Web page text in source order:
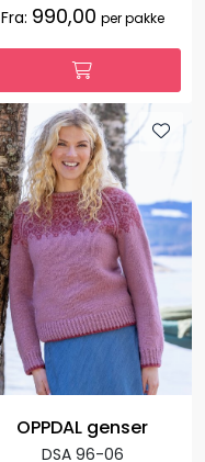
Fra: 990,00 per pakke
OPPDAL genser
DSA 96-06